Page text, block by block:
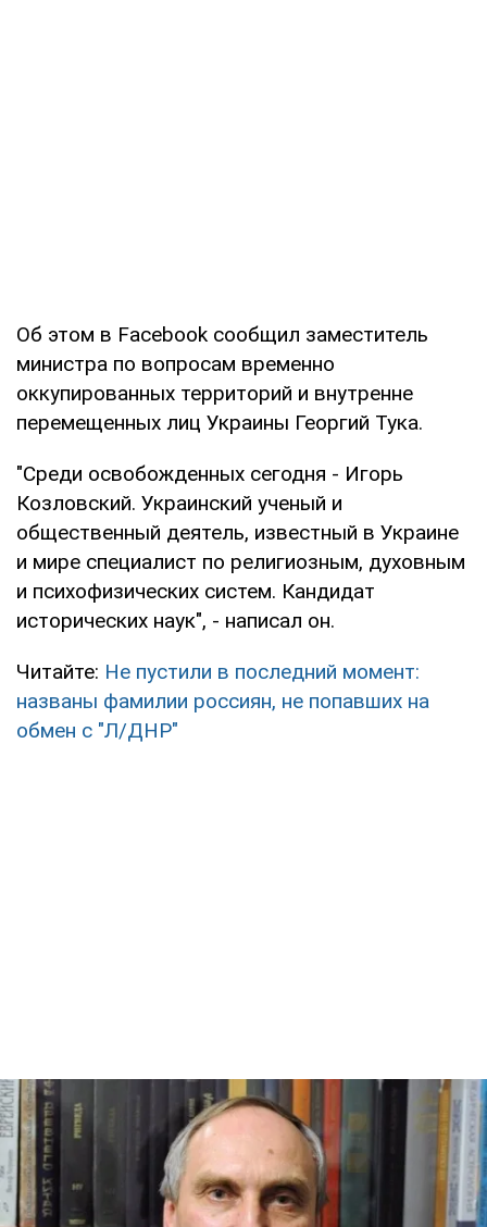
Об этом в Facebook сообщил заместитель
министра по вопросам временно
оккупированных территорий и внутренне
перемещенных лиц Украины Георгий Тука.
"Среди освобожденных сегодня - Игорь
Козловский. Украинский ученый и
общественный деятель, известный в Украине
и мире специалист по религиозным, духовным
и психофизических систем. Кандидат
исторических наук", - написал он.
Читайте: Не пустили в последний момент:
названы фамилии россиян, не попавших на
обмен с "Л/ДНР"